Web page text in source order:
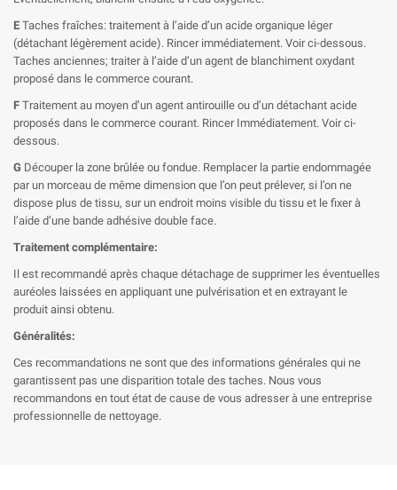
E Taches fraîches: traitement à l’aide d’un acide organique léger
(détachant légèrement acide). Rincer immédiatement. Voir ci-dessous.
Taches anciennes; traiter à l’aide d’un agent de blanchiment oxydant
proposé dans le commerce courant.
F Traitement au moyen d’un agent antirouille ou d’un détachant acide
proposés dans le commerce courant. Rincer Immédiatement. Voir ci-
dessous.
G Découper la zone brûlée ou fondue. Remplacer la partie endommagée
par un morceau de même dimension que l’on peut prélever, si l’on ne
dispose plus de tissu, sur un endroit moins visible du tissu et le fixer à
l’aide d’une bande adhésive double face.
Traitement complémentaire:
Il est recommandé après chaque détachage de supprimer les éventuelles
auréoles laissées en appliquant une pulvérisation et en extrayant le
produit ainsi obtenu.
Généralités:
Ces recommandations ne sont que des informations générales qui ne
garantissent pas une disparition totale des taches. Nous vous
recommandons en tout état de cause de vous adresser à une entreprise
professionnelle de nettoyage.